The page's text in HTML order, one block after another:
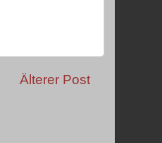
Älterer Post